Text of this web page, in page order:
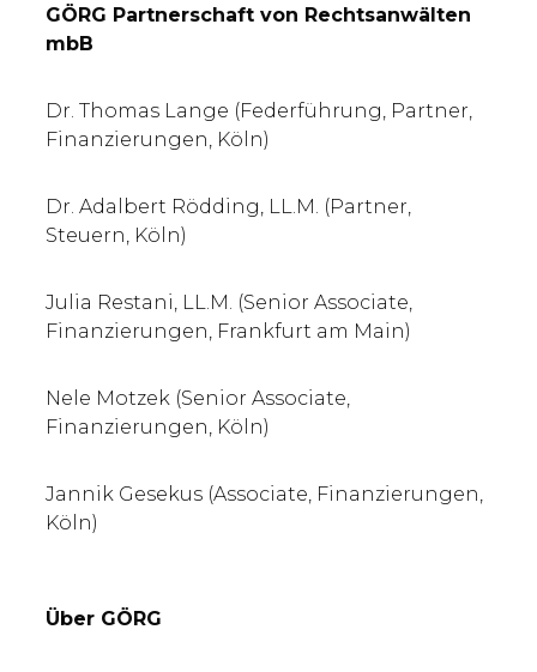
GÖRG Partnerschaft von Rechtsanwälten
mbB
Dr. Thomas Lange (Federführung, Partner,
Finanzierungen, Köln)
Dr. Adalbert Rödding, LL.M. (Partner,
Steuern, Köln)
Julia Restani, LL.M. (Senior Associate,
Finanzierungen, Frankfurt am Main)
Nele Motzek (Senior Associate,
Finanzierungen, Köln)
Jannik Gesekus (Associate, Finanzierungen,
Köln)
Über GÖRG